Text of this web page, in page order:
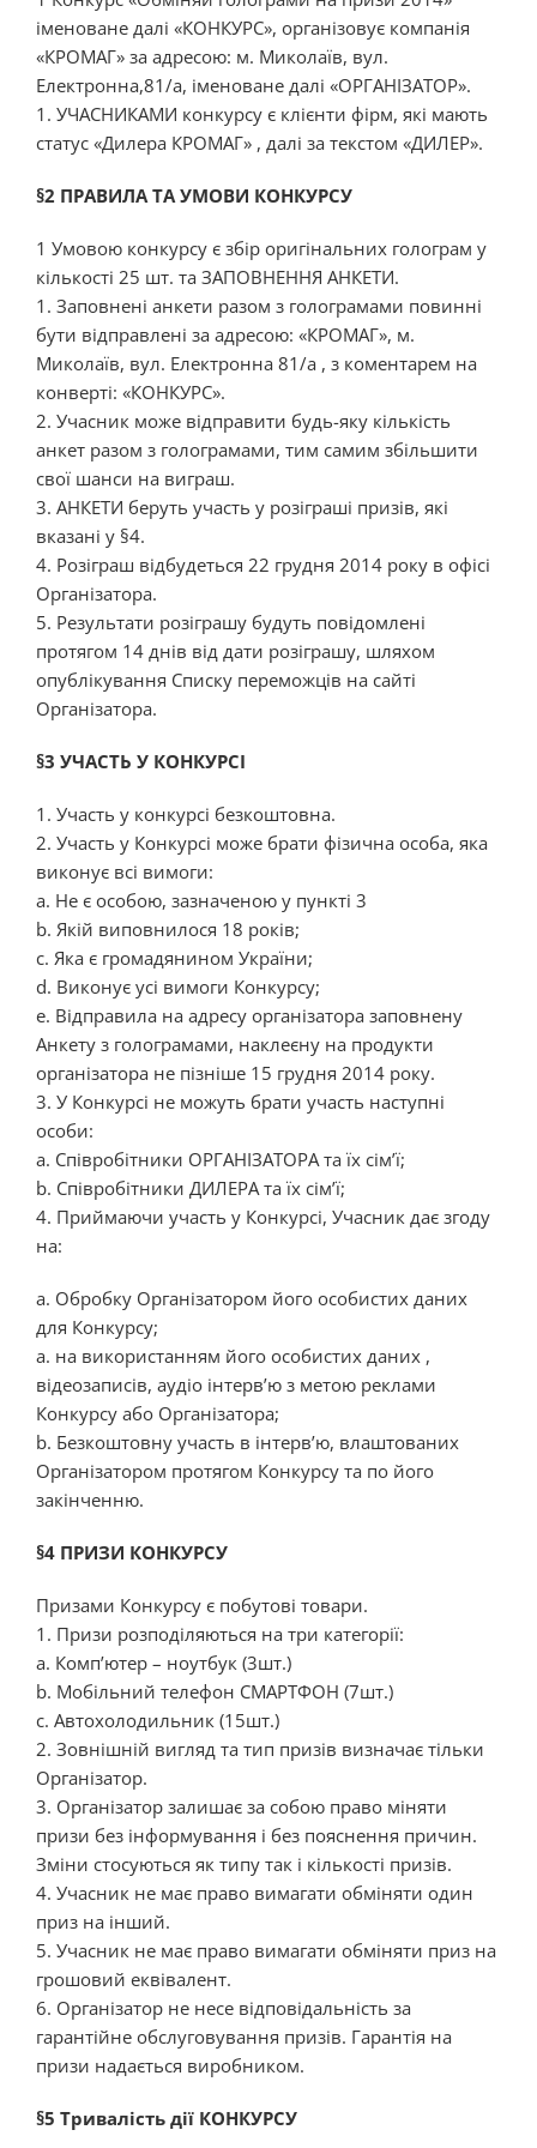
іменоване далі «КОНКУРС», організовує компанія
«КРОМАГ» за адресою: м. Миколаїв, вул.
Електронна,81/а, іменоване далі «ОРГАНІЗАТОР».
1. УЧАСНИКАМИ конкурсу є клієнти фірм, які мають
статус «Дилера КРОМАГ» , далі за текстом «ДИЛЕР».
§2 ПРАВИЛА ТА УМОВИ КОНКУРСУ
1 Умовою конкурсу є збір оригінальних голограм у
кількості 25 шт. та ЗАПОВНЕННЯ АНКЕТИ.
1. Заповнені анкети разом з голограмами повинні
бути відправлені за адресою: «КРОМАГ», м.
Миколаїв, вул. Електронна 81/а , з коментарем на
конверті: «КОНКУРС».
2. Учасник може відправити будь-яку кількість
анкет разом з голограмами, тим самим збільшити
свої шанси на виграш.
3. АНКЕТИ беруть участь у розіграші призів, які
вказані у §4.
4. Розіграш відбудеться 22 грудня 2014 року в офісі
Організатора.
5. Результати розіграшу будуть повідомлені
протягом 14 днів від дати розіграшу, шляхом
опублікування Списку переможців на сайті
Організатора.
§3 УЧАСТЬ У КОНКУРСІ
1. Участь у конкурсі безкоштовна.
2. Участь у Конкурсі може брати фізична особа, яка
виконує всі вимоги:
a. Не є особою, зазначеною у пункті 3
b. Якій виповнилося 18 років;
c. Яка є громадянином України;
d. Виконує усі вимоги Конкурсу;
e. Відправила на адресу організатора заповнену
Анкету з голограмами, наклеєну на продукти
організатора не пізніше 15 грудня 2014 року.
3. У Конкурсі не можуть брати участь наступні
особи:
a. Співробітники ОРГАНІЗАТОРА та їх сім’ї;
b. Співробітники ДИЛЕРА та їх сім’ї;
4. Приймаючи участь у Конкурсі, Учасник дає згоду
на:
а. Обробку Організатором його особистих даних
для Конкурсу;
a. на використанням його особистих даних ,
відеозаписів, аудіо інтерв’ю з метою реклами
Конкурсу або Організатора;
b. Безкоштовну участь в інтерв’ю, влаштованих
Організатором протягом Конкурсу та по його
закінченню.
§4 ПРИЗИ КОНКУРСУ
Призами Конкурсу є побутові товари.
1. Призи розподіляються на три категорії:
a. Комп’ютер – ноутбук (3шт.)
b. Мобільний телефон СМАРТФОН (7шт.)
c. Автохолодильник (15шт.)
2. Зовнішній вигляд та тип призів визначає тільки
Організатор.
3. Організатор залишає за собою право міняти
призи без інформування і без пояснення причин.
Зміни стосуються як типу так і кількості призів.
4. Учасник не має право вимагати обміняти один
приз на інший.
5. Учасник не має право вимагати обміняти приз на
грошовий еквівалент.
6. Організатор не несе відповідальність за
гарантійне обслуговування призів. Гарантія на
призи надається виробником.
§5 Тривалість дії КОНКУРСУ